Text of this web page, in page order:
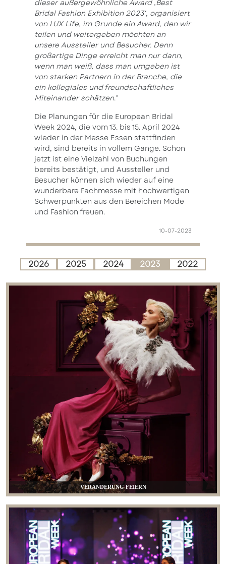
dieser außergewöhnliche Award ‚Best
Bridal Fashion Exhibition 2023‘, organisiert
von LUX Life, im Grunde ein Award, den wir
teilen und weitergeben möchten an
unsere Aussteller und Besucher. Denn
großartige Dinge erreicht man nur dann,
wenn man weiß, dass man umgeben ist
von starken Partnern in der Branche, die
ein kollegiales und freundschaftliches
Miteinander schätzen.“
Die Planungen für die European Bridal
Week 2024, die vom 13. bis 15. April 2024
wieder in der Messe Essen stattfinden
wird, sind bereits in vollem Gange. Schon
jetzt ist eine Vielzahl von Buchungen
bereits bestätigt, und Aussteller und
Besucher können sich wieder auf eine
wunderbare Fachmesse mit hochwertigen
Schwerpunkten aus den Bereichen Mode
und Fashion freuen.
10-07-2023
2026 2025 2024 2023 2022
VERÄNDERUNG FEIERN